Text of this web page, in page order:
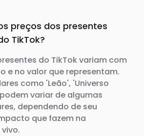
preços dos presentes
TikTok?
do TikTok variam com
e no valor que representam.
como 'Leão', 'Universo
variar de algumas
dependendo de seu
que fazem na